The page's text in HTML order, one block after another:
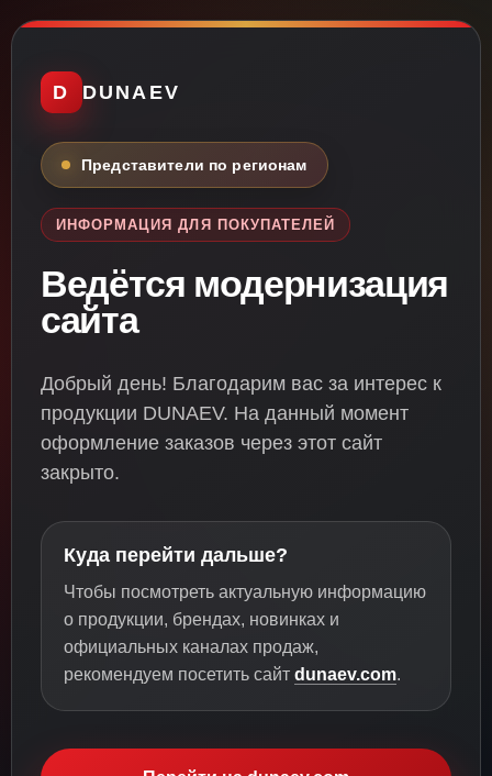
D DUNAEV
Представители по регионам
ИНФОРМАЦИЯ ДЛЯ ПОКУПАТЕЛЕЙ
Ведётся модернизация
сайта
Добрый день! Благодарим вас за интерес к
продукции DUNAEV. На данный момент
оформление заказов через этот сайт
закрыто.
Куда перейти дальше?
Чтобы посмотреть актуальную информацию
о продукции, брендах, новинках и
официальных каналах продаж,
рекомендуем посетить сайт dunaev.com.